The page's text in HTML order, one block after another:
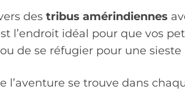
destribus amérindiennes
l’endroit idéal pour que vos
ou de se réfugier pour une
l’aventure se trouve dans